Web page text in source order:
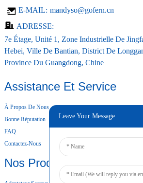
E-MAIL: mandyso@gofern.cn
ADRESSE:
7e Étage, Unité 1, Zone Industrielle De
Hebei, Ville De Bantian, District De
Province Du Guangdong, Chine
Assistance Et Service
À Propos De Nous
Bonne Réputation
FAQ
Contactez-Nous
Nos Produits
Leave Your Message